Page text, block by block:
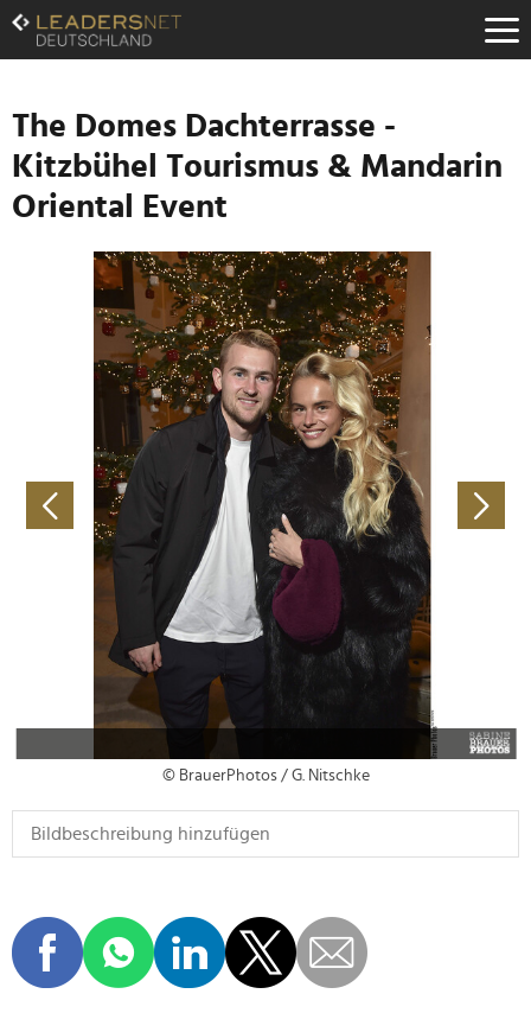
Zum
Inhalt
Zur
Navigation
Zur
Hauptnavigation
The Domes Dachterrasse -
Kitzbühel Tourismus & Mandarin
Oriental Event
© BrauerPhotos / G. Nitschke